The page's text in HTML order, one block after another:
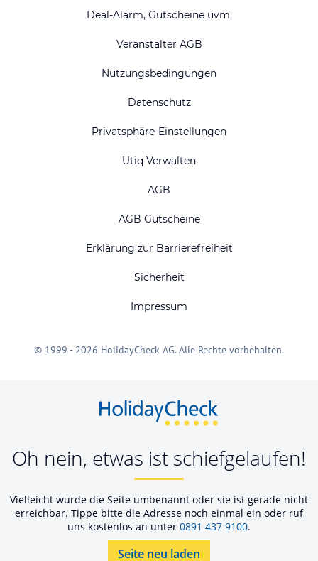
Deal-Alarm, Gutscheine uvm.
Veranstalter AGB
Nutzungsbedingungen
Datenschutz
Privatsphäre-Einstellungen
Utiq Verwalten
AGB
AGB Gutscheine
Erklärung zur Barrierefreiheit
Sicherheit
Impressum
© 1999 - 2026 HolidayCheck AG. Alle Rechte vorbehalten.
Oh nein, etwas ist schiefgelaufen!
Vielleicht wurde die Seite umbenannt oder sie ist gerade nicht
erreichbar. Tippe bitte die Adresse noch einmal ein oder ruf
uns kostenlos an unter 0891 437 9100.
Seite neu laden